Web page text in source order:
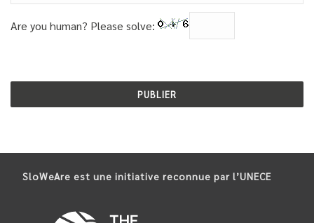
Are you human? Please solve:
SloWeAre est une initiative reconnue par l’UNECE